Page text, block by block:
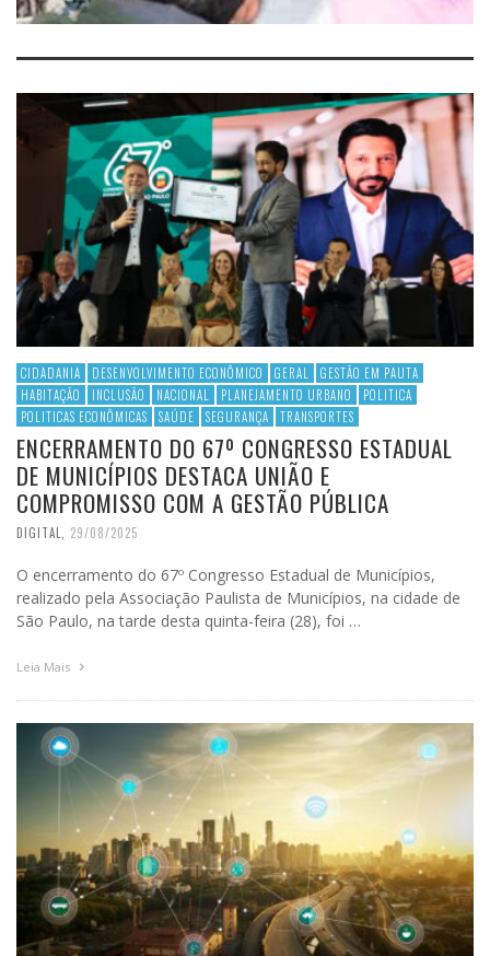
CIDADANIA DESENVOLVIMENTO ECONÔMICO GERAL
GESTÃO EM PAUTA
HABITAÇÃO
INCLUSÃO NACIONAL PLANEJAMENTO URBANO
POLITICA
POLITICAS ECONÔMICAS
SAÚDE SEGURANÇA TRANSPORTES
ENCERRAMENTO DO 67º CONGRESSO ESTADUAL
DE MUNICÍPIOS DESTACA UNIÃO E
COMPROMISSO COM A GESTÃO PÚBLICA
DIGITAL, 29/08/2025
O encerramento do 67º Congresso Estadual de Municípios,
realizado pela Associação Paulista de Municípios, na cidade de
São Paulo, na tarde desta quinta-feira (28), foi …
Leia Mais